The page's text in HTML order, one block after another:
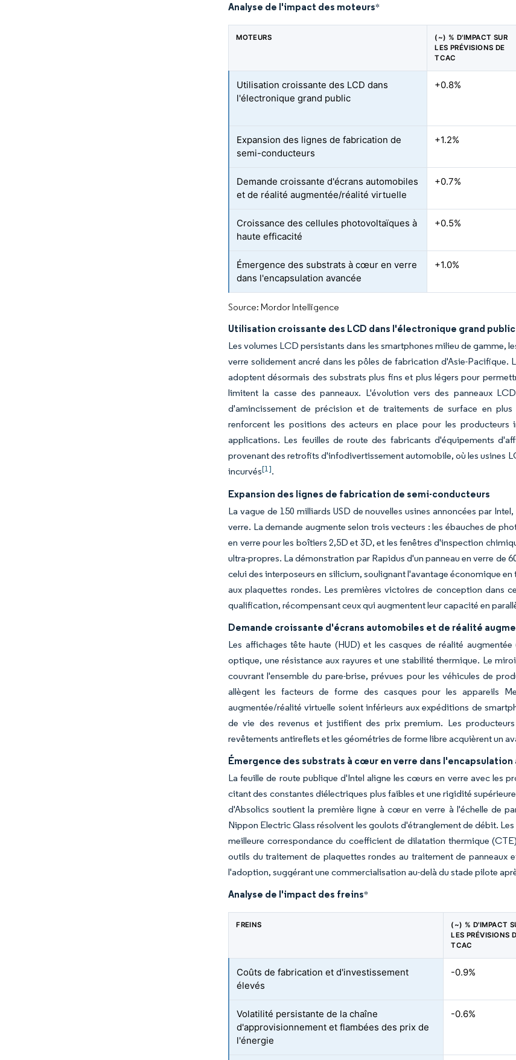
Analyse de l'impact des moteurs*
MOTEURS
(~) % D'IMPACT SUR
LES PRÉVISIONS DE
TCAC
Utilisation croissante des LCD dans
l'électronique grand public
+0.8%
Expansion des lignes de fabrication de
semi-conducteurs
+1.2%
Demande croissante d'écrans automobiles
et de réalité augmentée/réalité virtuelle
+0.7%
Croissance des cellules photovoltaïques à
haute efficacité
+0.5%
Émergence des substrats à cœur en verre
dans l'encapsulation avancée
+1.0%
Source: Mordor Intelligence
Utilisation croissante des LCD dans l'électronique grand public
Les volumes LCD persistants dans les smartphones milieu de gamme,
verre solidement ancré dans les pôles de fabrication d'Asie-
adoptent désormais des substrats plus fins et plus légers pour
limitent la casse des panneaux. L'évolution vers des panneaux
d'amincissement de précision et de traitements de surface en
renforcent les positions des acteurs en place pour les
applications. Les feuilles de route des fabricants d'équipements
provenant des retrofits d'infodivertissement automobile, où les usines
incurvés[1].
Expansion des lignes de fabrication de semi-conducteurs
La vague de 150 milliards USD de nouvelles usines annoncées par
verre. La demande augmente selon trois vecteurs : les ébauches de
en verre pour les boîtiers 2,5D et 3D, et les fenêtres d'inspection
ultra-propres. La démonstration par Rapidus d'un panneau en verre de
celui des interposeurs en silicium, soulignant l'avantage économique
aux plaquettes rondes. Les premières victoires de conception dans
qualification, récompensant ceux qui augmentent leur capacité en
Demande croissante d'écrans automobiles et de réalité
Les affichages tête haute (HUD) et les casques de réalité
optique, une résistance aux rayures et une stabilité thermique. Le
couvrant l'ensemble du pare-brise, prévues pour les véhicules de
allègent les facteurs de forme des casques pour les appareils
augmentée/réalité virtuelle soient inférieurs aux expéditions de
de vie des revenus et justifient des prix premium. Les
revêtements antireflets et les géométries de forme libre acquièrent un
Émergence des substrats à cœur en verre dans l'encapsulation
La feuille de route publique d'Intel aligne les cœurs en verre avec les
citant des constantes diélectriques plus faibles et une rigidité
d'Absolics soutient la première ligne à cœur en verre à l'échelle de
Nippon Electric Glass résolvent les goulots d'étranglement de débit.
meilleure correspondance du coefficient de dilatation thermique
outils du traitement de plaquettes rondes au traitement de panneaux
l'adoption, suggérant une commercialisation au-delà du stade pilote
Analyse de l'impact des freins*
FREINS
(~) % D'IMPACT
LES PRÉVISIONS
TCAC
Coûts de fabrication et d'investissement
élevés
-0.9%
Volatilité persistante de la chaîne
d'approvisionnement et flambées des prix de
l'énergie
-0.6%